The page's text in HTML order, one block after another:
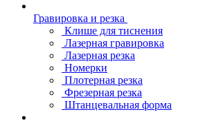
Гравировка и резка
Клише для тиснения
Лазерная гравировка
Лазерная резка
Номерки
Плотерная резка
Фрезерная резка
Штанцевальная форма